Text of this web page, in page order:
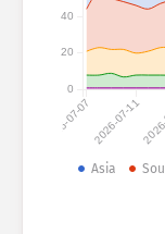
Statistiky útoku:
Nápověda
Soubor dat
2026-07-07 2026-07-11
0
20
40
Asia